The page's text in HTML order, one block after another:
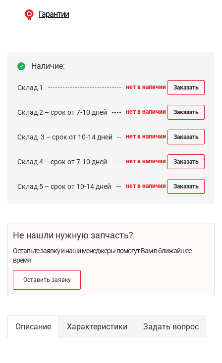
Гарантии
Наличие:
Склад 1 нет в наличии Заказать
Склад 2 – срок от 7-10 дней нет в наличии Заказать
Cклад 3 – срок от 10-14 дней нет в наличии Заказать
Склад 4 – срок от 7-10 дней нет в наличии Заказать
Склад 5 – срок от 10-14 дней нет в наличии Заказать
Не нашли нужную запчасть?
Оставьте заявку и наши менеджеры помогут Вам в ближайшее
время
Оставить заявку
Описание Характеристики Задать вопрос